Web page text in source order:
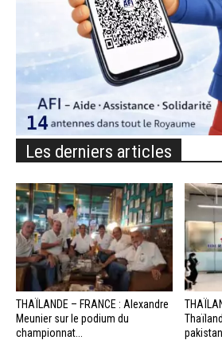
Les derniers articles
THAÏLANDE – FRANCE : Alexandre
Meunier sur le podium du
championnat...